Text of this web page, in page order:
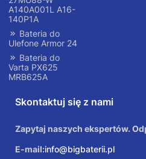
A140A001L A16-
140P1A
Bateria do
Ulefone Armor 24
Bateria do
Varta PX625
MRB625A
Skontaktuj się z nami
Zapytaj naszych ekspertów.
E-mail:info@bigbaterii.pl